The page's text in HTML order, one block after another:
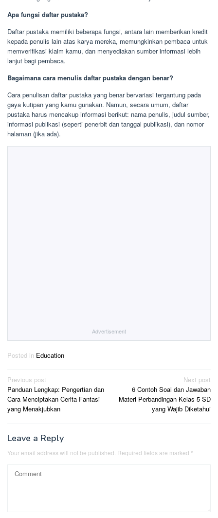
Apa fungsi daftar pustaka?
Daftar pustaka memiliki beberapa fungsi, antara lain memberikan kredit
kepada penulis lain atas karya mereka, memungkinkan pembaca untuk
memverifikasi klaim kamu, dan menyediakan sumber informasi lebih
lanjut bagi pembaca.
Bagaimana cara menulis daftar pustaka dengan benar?
Cara penulisan daftar pustaka yang benar bervariasi tergantung pada
gaya kutipan yang kamu gunakan. Namun, secara umum, daftar
pustaka harus mencakup informasi berikut: nama penulis, judul sumber,
informasi publikasi (seperti penerbit dan tanggal publikasi), dan nomor
halaman (jika ada).
Advertisement
Posted in Education
Post
navigation
Previous post
Panduan Lengkap: Pengertian dan
Cara Menciptakan Cerita Fantasi
yang Menakjubkan
Next post
6 Contoh Soal dan Jawaban
Materi Perbandingan Kelas 5 SD
yang Wajib Diketahui
Leave a Reply
Your email address will not be published. Required fields are marked *